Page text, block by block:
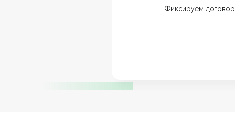
Фиксируем договор